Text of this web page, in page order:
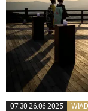
07:30 26.06.2025